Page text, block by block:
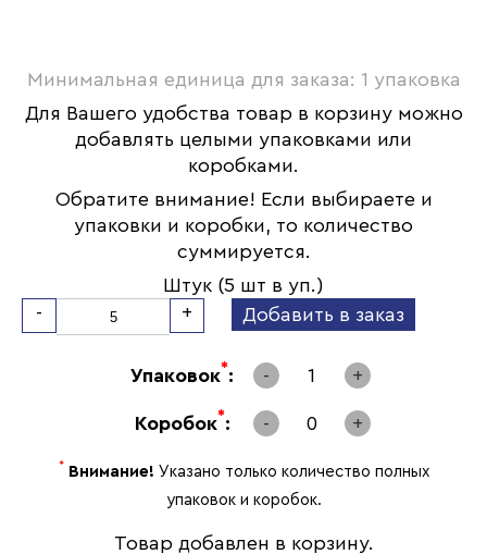
Минимальная единица для заказа: 1 упаковка
Для Вашего удобства товар в корзину можно
добавлять целыми упаковками или
коробками.
Обратите внимание! Если выбираете и
упаковки и коробки, то количество
суммируется.
Штук (5 шт в уп.)
-
+ Добавить в заказ
Упаковок*: - 1 +
Коробок*: - 0 +
* Внимание! Указано только количество полных
упаковок и коробок.
Товар добавлен в корзину.